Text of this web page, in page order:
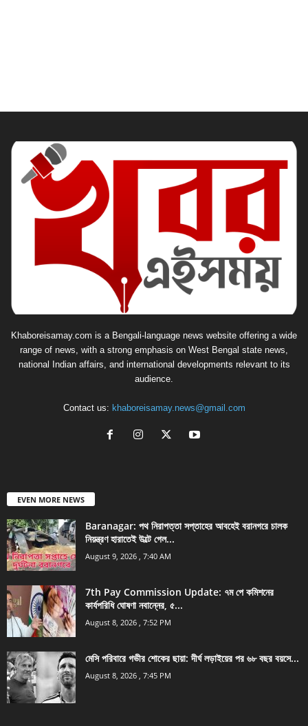
Khaboreisamay.com is a Bengali-language news website offering a wide
range of news, with a strong emphasis on West Bengal state news,
national Indian affairs, and international developments relevant to its
audience.
Contact us: khaboreisamay.news@gmail.com
EVEN MORE NEWS
Baranagar: পথ নিরাপত্তা সপ্তাহের আবহেই বরানগরে চালক
নিয়ন্ত্রণ হারাতেই উল্টে গেল...
August 9, 2026 , 7:40 AM
7th Pay Commission Update: ৭ম পে কমিশনের
কার্যপরিধি ঘোষণা নবান্নের, ৫...
August 8, 2026 , 7:52 PM
মেসি পরিবারে গভীর শোকের ছায়া: দীর্ঘ লড়াইয়ের পর ৬৮ বছর বয়সে...
August 8, 2026 , 7:45 PM